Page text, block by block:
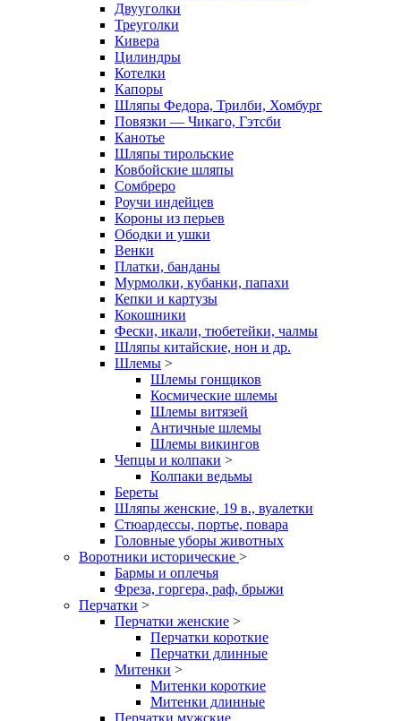
Двууголки
Треуголки
Кивера
Цилиндры
Котелки
Капоры
Шляпы Федора, Трилби, Хомбург
Повязки — Чикаго, Гэтсби
Канотье
Шляпы тирольские
Ковбойские шляпы
Сомбреро
Роучи индейцев
Короны из перьев
Ободки и ушки
Венки
Платки, банданы
Мурмолки, кубанки, папахи
Кепки и картузы
Кокошники
Фески, икали, тюбетейки, чалмы
Шляпы китайские, нон и др.
Шлемы >
Шлемы гонщиков
Космические шлемы
Шлемы витязей
Античные шлемы
Шлемы викингов
Чепцы и колпаки >
Колпаки ведьмы
Береты
Шляпы женские, 19 в., вуалетки
Стюардессы, портье, повара
Головные уборы животных
Воротники исторические >
Бармы и оплечья
Фреза, горгера, раф, брыжи
Перчатки >
Перчатки женские >
Перчатки короткие
Перчатки длинные
Митенки >
Митенки короткие
Митенки длинные
Перчатки мужские